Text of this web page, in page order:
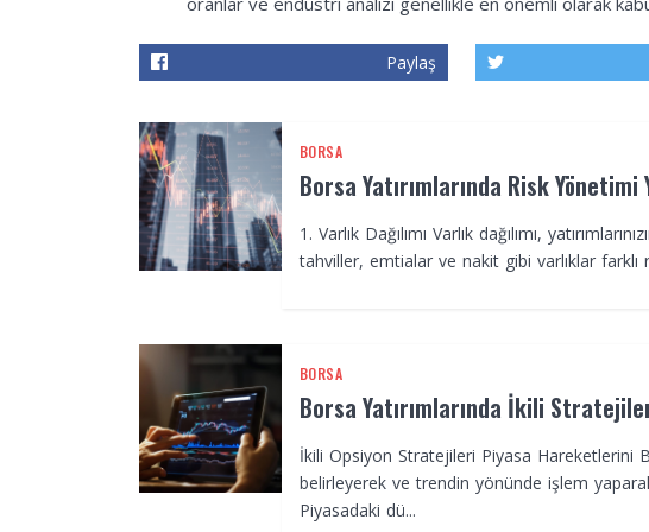
Paylaş
BORSA
Borsa Yatırımlarında Risk
1. Varlık Dağılımı Varlık dağılımı,
tahviller, emtialar ve nakit gibi varlıklar farklı
BORSA
Borsa Yatırımlarında İkili
İkili Opsiyon Stratejileri Piyasa Hareketlerini
belirleyerek ve trendin yönünde işlem
Piyasadaki dü...